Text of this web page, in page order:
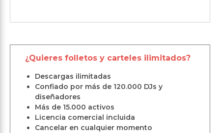
¿Quieres folletos y carteles ilimitados?
Descargas ilimitadas
Confiado por más de 120.000 DJs y
diseñadores
Más de 15.000 activos
Licencia comercial incluida
Cancelar en cualquier momento